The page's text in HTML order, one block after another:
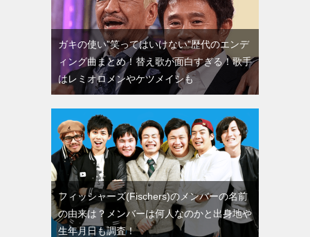
ガキの使い”笑ってはいけない”歴代のエンデ
ィング曲まとめ！替え歌が面白すぎる！歌手
はレミオロメンやケツメイシも
フィッシャーズ(Fischers)のメンバーの名前
の由来は？メンバーは何人なのかと出身地や
生年月日も調査！